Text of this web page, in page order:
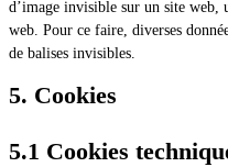
d’image invisible sur un site
web. Pour ce faire, diverses
de balises invisibles.
5. Cookies
5.1 Cookies